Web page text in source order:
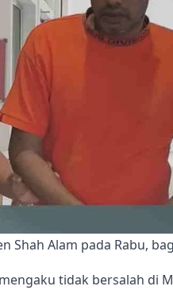
Shah Alam pada Rabu,
tidak bersalah di